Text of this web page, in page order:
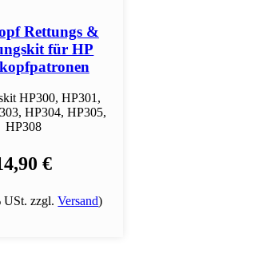
Rettungs &
für HP
HP300, HP301,
HP304, HP305,
HP308
€
USt. zzgl.Versand)